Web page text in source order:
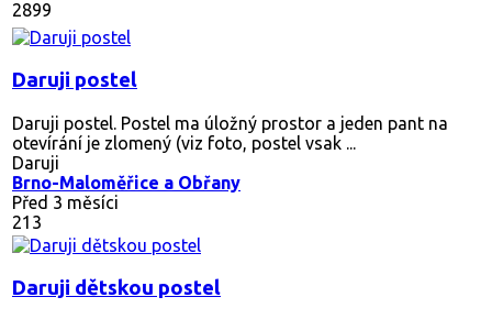
2899
Daruji postel
Daruji postel. Postel ma úložný prostor a jeden pant na
otevírání je zlomený (viz foto, postel vsak ...
Daruji
Brno-Maloměřice a Obřany
Před 3 měsíci
213
Daruji dětskou postel